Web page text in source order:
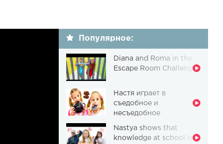
Популярное:
Diana and Roma in the
Escape Room Challenge
Настя играет в
съедобное и
несъедобное
Nastya shows that
knowledge at school is